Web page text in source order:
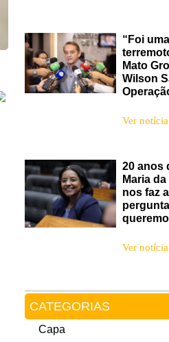
“Foi
Mato
Wilson
Ver notícia
20 anos
Maria
nos faz
Ver notícia
CATEGORIAS
Capa